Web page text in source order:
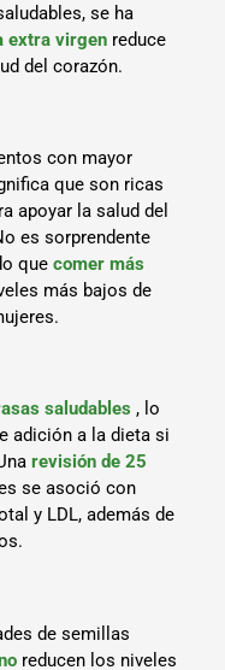
se ha
extra virgen reduce
del corazón.
con mayor
que son ricas
apoyar la salud del
es sorprendente
quecomer más
más bajos de
saludables , lo
adición a la dieta si
revisión de 25
se asoció con
y LDL, además de
de semillas
reducen los niveles